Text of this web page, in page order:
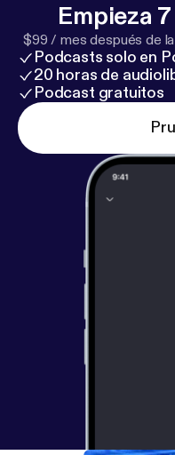
Empieza
$99 / mes después de
Podcasts solo en
20 horas de
Podcast gratuitos